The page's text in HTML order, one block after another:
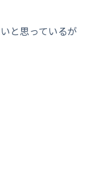
と思っているが